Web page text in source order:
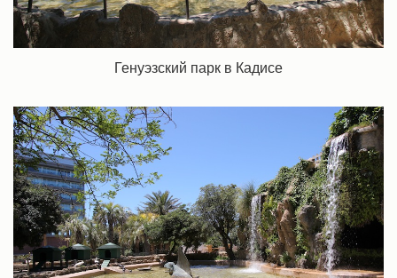
Генуэзский парк в Кадисе